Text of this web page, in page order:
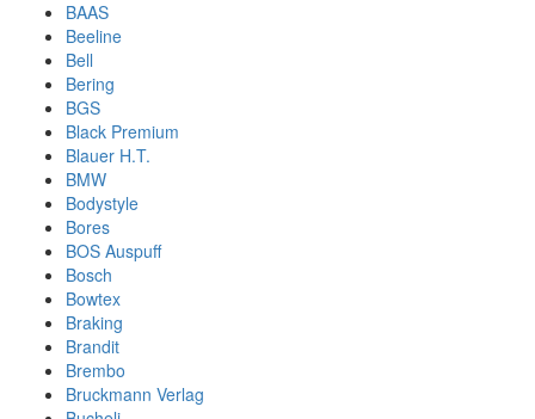
BAAS
Beeline
Bell
Bering
BGS
Black Premium
Blauer H.T.
BMW
Bodystyle
Bores
BOS Auspuff
Bosch
Bowtex
Braking
Brandit
Brembo
Bruckmann Verlag